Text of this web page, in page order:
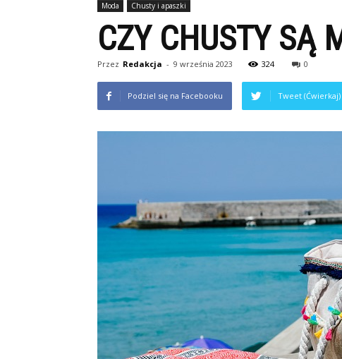
Moda Chusty i apaszki
CZY CHUSTY SĄ
Przez Redakcja - 9 września 2023 324 0
Podziel się na Facebooku Tweet